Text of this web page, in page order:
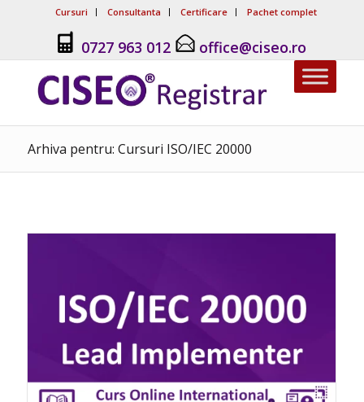
Cursuri Consultanta Certificare Pachet complet
0727 963 012 office@ciseo.ro
Arhiva pentru: Cursuri ISO/IEC 20000